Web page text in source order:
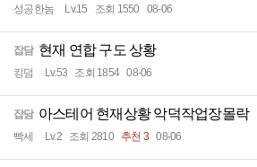
성공한놈 Lv.15 조회 1550 08-06
잡담 현재 연합 구도 상황
킹덤 Lv.53 조회 1854 08-06
잡담 아스테어 현재상황 악덕작업장몰락
빡세 Lv.2 조회 2810 추천 3 08-06